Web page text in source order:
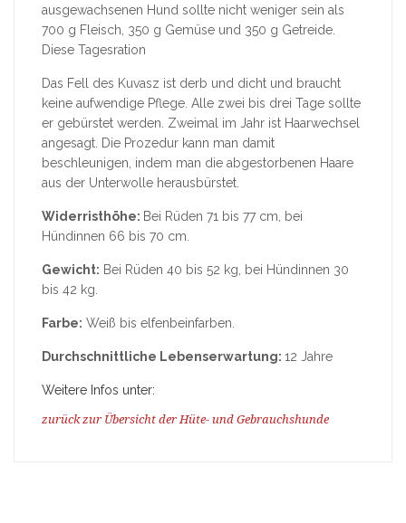
ausgewachsenen Hund sollte nicht weniger sein als
700 g Fleisch, 350 g Gemüse und 350 g Getreide.
Diese Tagesration
Das Fell des Kuvasz ist derb und dicht und braucht
keine aufwendige Pflege. Alle zwei bis drei Tage sollte
er gebürstet werden. Zweimal im Jahr ist Haarwechsel
angesagt. Die Prozedur kann man damit
beschleunigen, indem man die abgestorbenen Haare
aus der Unterwolle herausbürstet.
Widerristhöhe: Bei Rüden 71 bis 77 cm, bei
Hündinnen 66 bis 70 cm.
Gewicht: Bei Rüden 40 bis 52 kg, bei Hündinnen 30
bis 42 kg.
Farbe: Weiß bis elfenbeinfarben.
Durchschnittliche Lebenserwartung: 12 Jahre
Weitere Infos unter:
zurück zur Übersicht der Hüte- und Gebrauchshunde